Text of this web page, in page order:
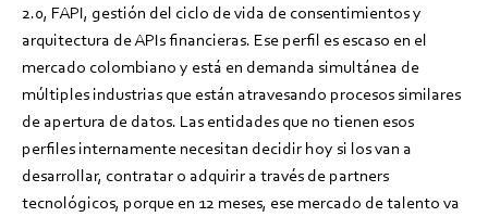
2.0, FAPI, gestión del ciclo de vida de consentimientos y
arquitectura de APIs financieras. Ese perfil es escaso en el
mercado colombiano y está en demanda simultánea de
múltiples industrias que están atravesando procesos similares
de apertura de datos. Las entidades que no tienen esos
perfiles internamente necesitan decidir hoy si los van a
desarrollar, contratar o adquirir a través de partners
tecnológicos, porque en 12 meses, ese mercado de talento va